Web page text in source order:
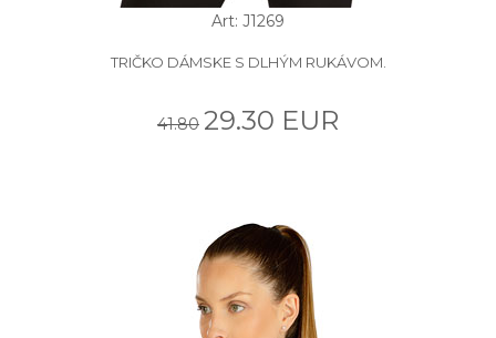
Art: J1269
TRIČKO DÁMSKE S DLHÝM RUKÁVOM.
41.80 29.30 EUR